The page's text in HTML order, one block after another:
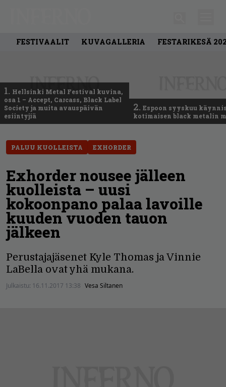
FESTIVAALIT KUVAGALLERIA FESTARIKESÄ
1. Hellsinki Metal Festival kuvina,
osa 1 – Accept, Carcass, Black Label
Society ja muita avauspäivän
esiintyjiä
2. Espoon syyskuu
kotimaisen black metalin
PALUU KUOLLEISTA EXHORDER
Exhorder nousee jälleen
kuolleista – uusi
kokoonpano palaa lavoille
kuuden vuoden tauon
jälkeen
Perustajajäsenet Kyle Thomas ja Vinnie
LaBella ovat yhä mukana.
Julkaistu: 16.11.2017 13:38 Vesa Siltanen